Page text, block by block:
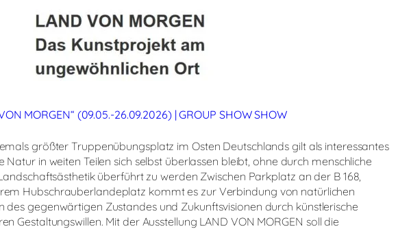
MORGEN“ (09.05.-26.09.2026) | GROUP SHOW SHOW
größter Truppenübungsplatz im Osten Deutschlands gilt als interessantes
in weiten Teilen sich selbst überlassen bleibt, ohne durch menschliche
überführt zu werden Zwischen Parkplatz an der B 168,
Hubschrauberlandeplatz kommt es zur Verbindung von natürlichen
des gegenwärtigen Zustandes und Zukunftsvisionen durch künstlerische
Gestaltungswillen. Mit der Ausstellung LAND VON MORGEN soll die